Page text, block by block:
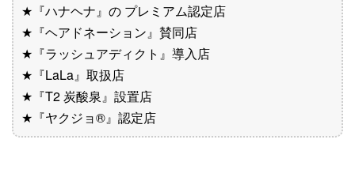
★『ハナヘナ』の プレミアム認定店
★『ヘアドネーション』賛同店
★『ラッシュアディクト』導入店
★『LaLa』取扱店
★『T2 炭酸泉』設置店
★『ヤクジョ®︎』認定店